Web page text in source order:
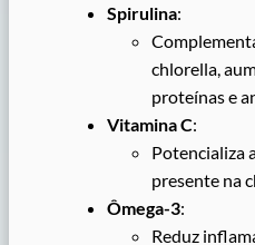
Spirulina:
chlorella,
proteínas e
Vitamina C:
Potencializa
presente na
Ômega-3:
Reduz